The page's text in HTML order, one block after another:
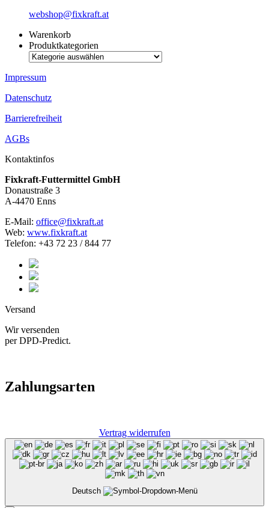
webshop@fixkraft.at
Warenkorb
Produktkategorien
Impressum
Datenschutz
Barrierefreiheit
AGBs
Kontaktinfos
Fixkraft-Futtermittel GmbH
Donaustraße 3
A-4470 Enns
E-Mail: office@fixkraft.at
Web: www.fixkraft.at
Telefon: +43 72 23 / 844 77
Versand
Wir versenden
per DPD-Predict.
Zahlungsarten
Vertrag widerrufen
Deutsch